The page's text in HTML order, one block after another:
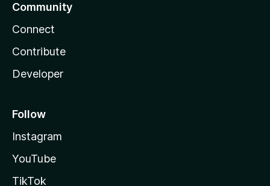
Community
Connect
Contribute
Developer
Follow
Instagram
YouTube
TikTok